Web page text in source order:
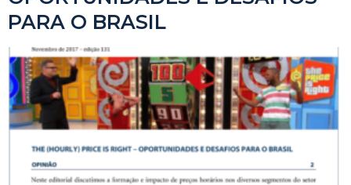
PARA O BRASIL